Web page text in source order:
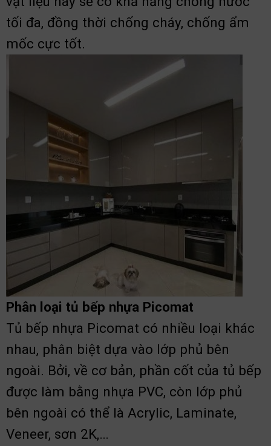
tối đa, đồng thời chống cháy, chống ẩm
mốc cực tốt.
Phân loại tủ bếp nhựa Picomat
Tủ bếp nhựa Picomat có nhiều loại khác
nhau, phân biệt dựa vào lớp phủ bên
ngoài. Bởi, về cơ bản, phần cốt của tủ bếp
được làm bằng nhựa PVC, còn lớp phủ
bên ngoài có thể là Acrylic, Laminate,
Veneer, sơn 2K,…